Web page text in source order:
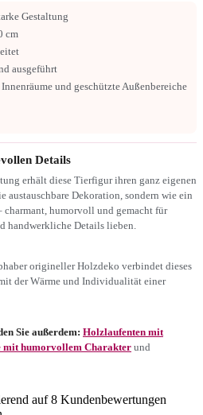
Gestaltung
cm
ausgeführt
und geschützte Außenbereiche
Details
erhält diese Tierfigur ihren ganz eigenen
Dekoration, sondern wie ein
humorvoll und gemacht für
handwerkliche Details lieben.
origineller Holzdeko verbindet dieses
der Wärme und Individualität einer
Sie außerdem: Holzlaufenten mit
mit humorvollem Charakter und
auf8 Kundenbewertungen